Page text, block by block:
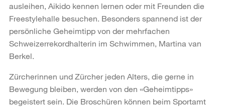
ausleihen, Aikido kennen lernen oder mit Freunden die
Freestylehalle besuchen. Besonders spannend ist der
persönliche Geheimtipp von der mehrfachen
Schweizerrekordhalterin im Schwimmen, Martina van
Berkel.
Zürcherinnen und Zürcher jeden Alters, die gerne in
Bewegung bleiben, werden von den «Geheimtipps»
begeistert sein. Die Broschüren können beim Sportamt